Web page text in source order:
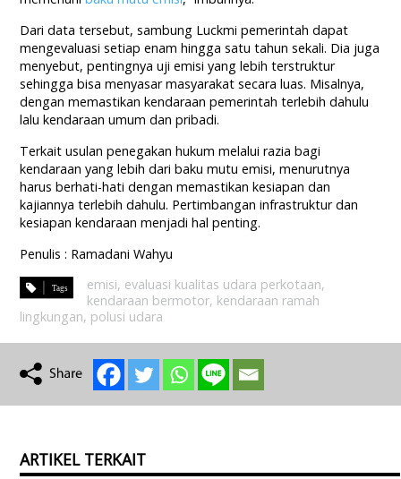
Dari data tersebut, sambung Luckmi pemerintah dapat
mengevaluasi setiap enam hingga satu tahun sekali. Dia juga
menyebut, pentingnya uji emisi yang lebih terstruktur
sehingga bisa menyasar masyarakat secara luas. Misalnya,
dengan memastikan kendaraan pemerintah terlebih dahulu
lalu kendaraan umum dan pribadi.
Terkait usulan penegakan hukum melalui razia bagi
kendaraan yang lebih dari baku mutu emisi, menurutnya
harus berhati-hati dengan memastikan kesiapan dan
kajiannya terlebih dahulu. Pertimbangan infrastruktur dan
kesiapan kendaraan menjadi hal penting.
Penulis : Ramadani Wahyu
emisi, evaluasi kualitas udara perkotaan,
kendaraan bermotor, kendaraan ramah
lingkungan, polusi udara
ARTIKEL TERKAIT